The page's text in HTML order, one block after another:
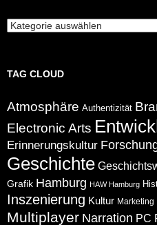
Suche
TAG CLOUD
Atmosphäre Authentizität
Electronic Arts
Erinnerungskultur
Geschichte
Grafik Hamburg HAW Hamburg
Inszenierung Kultur Marketing
Multiplayer Narration PC